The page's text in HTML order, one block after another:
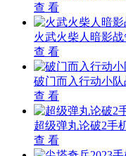
查 看
火武火柴人暗影
查 看
破门而入行动小
查 看
超级弹丸论破2手
查 看